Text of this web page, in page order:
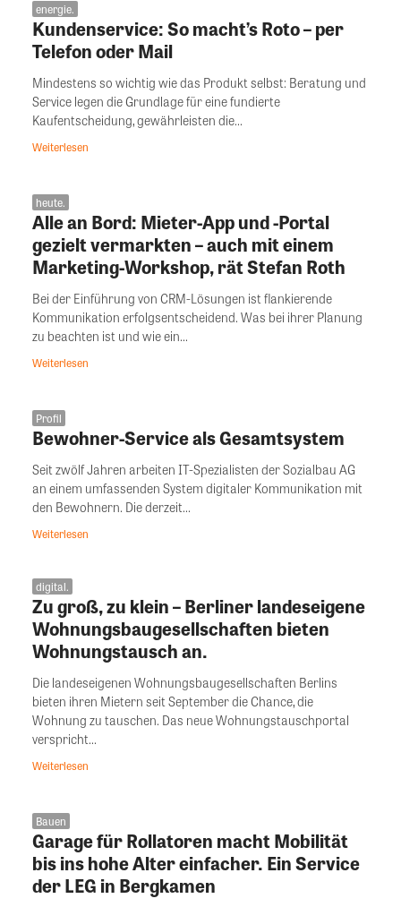
energie.
Kundenservice: So macht’s Roto – per
Telefon oder Mail
Mindestens so wichtig wie das Produkt selbst: Beratung und
Service legen die Grundlage für eine fundierte
Kaufentscheidung, gewährleisten die...
Weiterlesen
heute.
Alle an Bord: Mieter-App und -Portal
gezielt vermarkten – auch mit einem
Marketing-Workshop, rät Stefan Roth
Bei der Einführung von CRM-Lösungen ist flankierende
Kommunikation erfolgsentscheidend. Was bei ihrer Planung
zu beachten ist und wie ein...
Weiterlesen
Profil
Bewohner-Service als Gesamtsystem
Seit zwölf Jahren arbeiten IT-Spezialisten der Sozialbau AG
an einem umfassenden System digitaler Kommunikation mit
den Bewohnern. Die derzeit...
Weiterlesen
digital.
Zu groß, zu klein – Berliner landeseigene
Wohnungsbaugesellschaften bieten
Wohnungstausch an.
Die landeseigenen Wohnungsbaugesellschaften Berlins
bieten ihren Mietern seit September die Chance, die
Wohnung zu tauschen. Das neue Wohnungstauschportal
verspricht...
Weiterlesen
Bauen
Garage für Rollatoren macht Mobilität
bis ins hohe Alter einfacher. Ein Service
der LEG in Bergkamen